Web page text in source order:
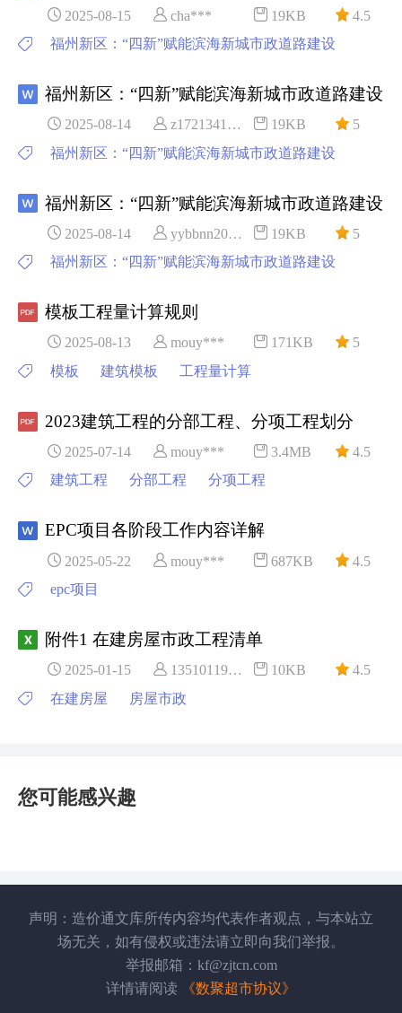
2025-08-15 cha*** 19KB
4.5
福州新区：“四新”赋能滨海新城市政道路建设
福州新区：“四新”赋能滨海新城市政道路建设
2025-08-14 z1721341*** 19KB
5
福州新区：“四新”赋能滨海新城市政道路建设
福州新区：“四新”赋能滨海新城市政道路建设
2025-08-14 yybbnn20*** 19KB
5
福州新区：“四新”赋能滨海新城市政道路建设
模板工程量计算规则
2025-08-13 mouy*** 171KB
5
模板
建筑模板 工程量计算
2023建筑工程的分部工程、分项工程划分
2025-07-14 mouy*** 3.4MB
4.5
建筑工程
分部工程 分项工程
EPC项目各阶段工作内容详解
2025-05-22 mouy*** 687KB
4.5
epc项目
附件1 在建房屋市政工程清单
2025-01-15 13510119*** 10KB
4.5
在建房屋
房屋市政
您可能感兴趣
声明：造价通文库所传内容均代表作者观点，与本站立
场无关，如有侵权或违法请立即向我们举报。
举报邮箱：kf@zjtcn.com
详情请阅读
《数聚超市协议》